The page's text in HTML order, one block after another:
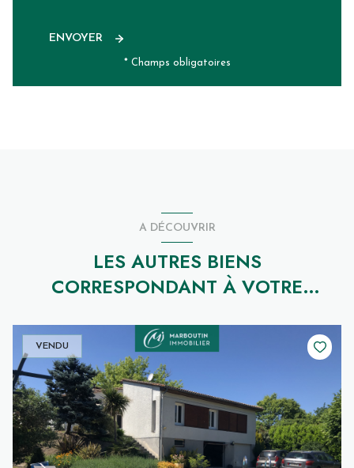
ENVOYER
* Champs obligatoires
A DÉCOUVRIR
LES AUTRES BIENS
CORRESPONDANT À VOTRE
VENDU